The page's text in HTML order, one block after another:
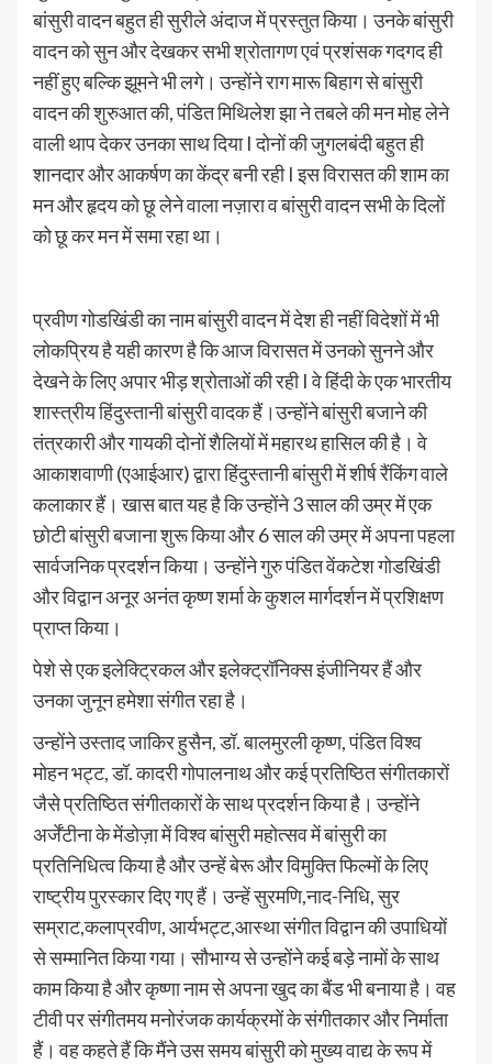
बांसुरी वादन बहुत ही सुरीले अंदाज में प्रस्तुत किया। उनके बांसुरी
वादन को सुन और देखकर सभी श्रोतागण एवं प्रशंसक गदगद ही
नहीं हुए बल्कि झूमने भी लगे। उन्होंने राग मारू बिहाग से बांसुरी
वादन की शुरुआत की, पंडित मिथिलेश झा ने तबले की मन मोह लेने
वाली थाप देकर उनका साथ दिया I दोनों की जुगलबंदी बहुत ही
शानदार और आकर्षण का केंद्र बनी रही I इस विरासत की शाम का
मन और हृदय को छू लेने वाला नज़ारा व बांसुरी वादन सभी के दिलों
को छू कर मन में समा रहा था।
प्रवीण गोडखिंडी का नाम बांसुरी वादन में देश ही नहीं विदेशों में भी
लोकप्रिय है यही कारण है कि आज विरासत में उनको सुनने और
देखने के लिए अपार भीड़ श्रोताओं की रही I वे हिंदी के एक भारतीय
शास्त्रीय हिंदुस्तानी बांसुरी वादक हैं।उन्होंने बांसुरी बजाने की
तंत्रकारी और गायकी दोनों शैलियों में महारथ हासिल की है। वे
आकाशवाणी (एआईआर) द्वारा हिंदुस्तानी बांसुरी में शीर्ष रैंकिंग वाले
कलाकार हैं। खास बात यह है कि उन्होंने 3 साल की उम्र में एक
छोटी बांसुरी बजाना शुरू किया और 6 साल की उम्र में अपना पहला
सार्वजनिक प्रदर्शन किया। उन्होंने गुरु पंडित वेंकटेश गोडखिंडी
और विद्वान अनूर अनंत कृष्ण शर्मा के कुशल मार्गदर्शन में प्रशिक्षण
प्राप्त किया।
पेशे से एक इलेक्ट्रिकल और इलेक्ट्रॉनिक्स इंजीनियर हैं और
उनका जुनून हमेशा संगीत रहा है।
उन्होंने उस्ताद जाकिर हुसैन, डॉ. बालमुरली कृष्ण, पंडित विश्व
मोहन भट्ट, डॉ. कादरी गोपालनाथ और कई प्रतिष्ठित संगीतकारों
जैसे प्रतिष्ठित संगीतकारों के साथ प्रदर्शन किया है। उन्होंने
अर्जेंटीना के मेंडोज़ा में विश्व बांसुरी महोत्सव में बांसुरी का
प्रतिनिधित्व किया है और उन्हें बेरू और विमुक्ति फिल्मों के लिए
राष्ट्रीय पुरस्कार दिए गए हैं। उन्हें सुरमणि,नाद-निधि, सुर
सम्राट,कलाप्रवीण, आर्यभट्ट,आस्था संगीत विद्वान की उपाधियों
से सम्मानित किया गया। सौभाग्य से उन्होंने कई बड़े नामों के साथ
काम किया है और कृष्णा नाम से अपना खुद का बैंड भी बनाया है। वह
टीवी पर संगीतमय मनोरंजक कार्यक्रमों के संगीतकार और निर्माता
हैं। वह कहते हैं कि मैंने उस समय बांसुरी को मुख्य वाद्य के रूप में